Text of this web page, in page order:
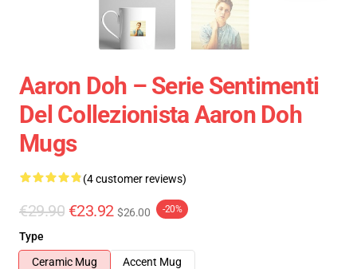
Aaron Doh – Serie Sentimenti
Del Collezionista Aaron Doh
Mugs
(4 customer reviews)
€29.90 €23.92 $26.00 -20%
Type
Ceramic Mug
Accent Mug